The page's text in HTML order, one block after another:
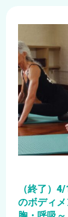
（終了）
のボディ